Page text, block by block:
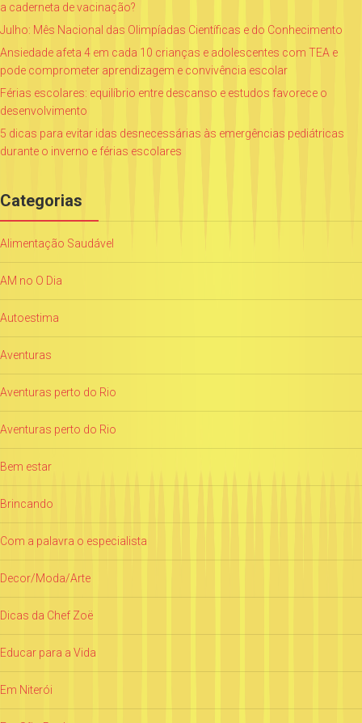
a caderneta de vacinação?
Julho: Mês Nacional das Olimpíadas Científicas e do Conhecimento
Ansiedade afeta 4 em cada 10 crianças e adolescentes com TEA e
pode comprometer aprendizagem e convivência escolar
Férias escolares: equilíbrio entre descanso e estudos favorece o
desenvolvimento
5 dicas para evitar idas desnecessárias às emergências pediátricas
durante o inverno e férias escolares
Categorias
Alimentação Saudável
AM no O Dia
Autoestima
Aventuras
Aventuras perto do Rio
Aventuras perto do Rio
Bem estar
Brincando
Com a palavra o especialista
Decor/Moda/Arte
Dicas da Chef Zoë
Educar para a Vida
Em Niterói